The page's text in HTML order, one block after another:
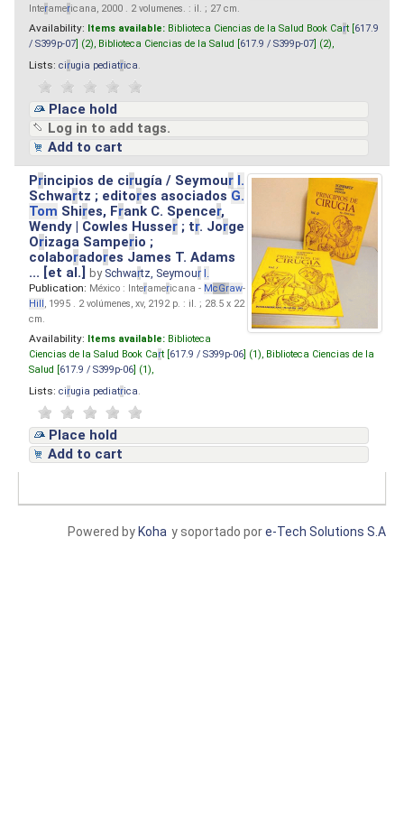
Interamericana, 2000 . 2 volumenes. : il. ; 27 cm.
Availability: Items available: Biblioteca Ciencias de la Salud Book Cart [ 617.9
/ S399p-07 ] (2), Biblioteca Ciencias de la Salud [ 617.9 / S399p-07 ] (2),
Lists: cirugia pediatrica
Place hold
Log in to add tags.
Add to cart
Principios de cirugía / Seymour I.
Schwartz ; editores asociados G.
Tom Shires, Frank C. Spencer,
Wendy | Cowles Husser ; tr. Jorge
Orizaga Samperio ;
colaboradores James T. Adams
... [et al.]by Schwartz, Seymour I.
Publication: México : Interamericana - McGraw-
Hill, 1995 . 2 volúmenes, xv, 2192 p. : il. ; 28.5 x 22
cm.
Availability: Items available: Biblioteca
Ciencias de la Salud Book Cart [ 617.9 / S399p-06 ] (1), Biblioteca Ciencias de la
Salud [ 617.9 / S399p-06 ] (1),
Lists: cirugia pediatrica
Place hold
Add to cart
y soportado pore-Tech Solutions S.A
Powered by Koha